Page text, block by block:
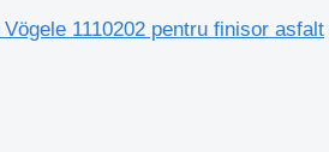
1110202 pentru finisor asfalt